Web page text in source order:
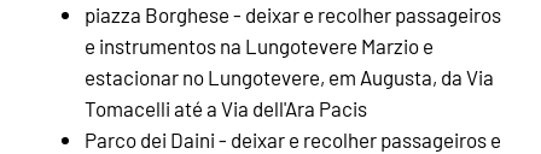
piazza Borghese - deixar e recolher passageiros
e instrumentos na Lungotevere Marzio e
estacionar no Lungotevere, em Augusta, da Via
Tomacelli até a Via dell'Ara Pacis
Parco dei Daini - deixar e recolher passageiros e